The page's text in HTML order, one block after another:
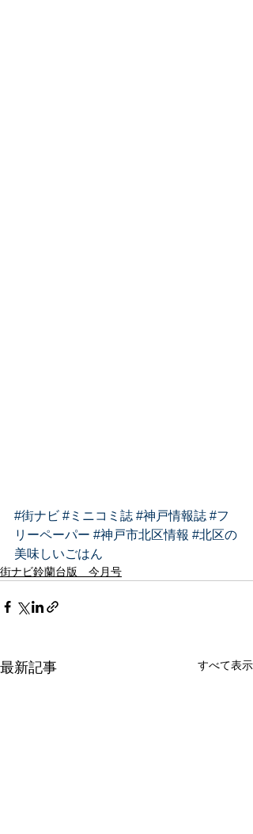
#街ナビ #ミニコミ誌 #神戸情報誌 #フ
リーペーパー #神戸市北区情報 #北区の
美味しいごはん
街ナビ鈴蘭台版 今月号
最新記事 すべて表示